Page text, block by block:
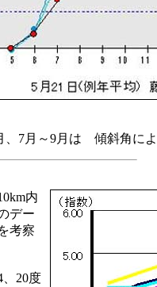
、7月～9月は 傾斜角に
内
デー
考察
20度